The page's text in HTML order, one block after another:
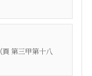
（頁 第三甲第十八